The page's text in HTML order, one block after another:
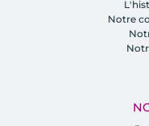
Notre